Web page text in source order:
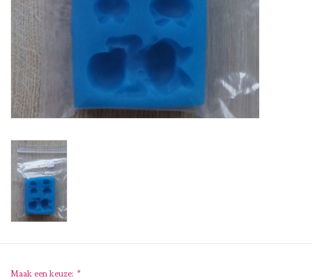
Stempelaccesoires
Papier (blokjes) &
Embellishments
Embellishment/bedeltjes
Mixed Media
Diversen
Embossingpoeders
Maak een keuze: *